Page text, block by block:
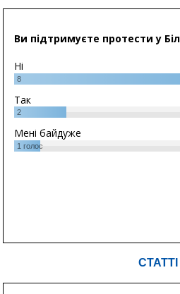
Ви підтримуєте протести у
Ні
8
Так
2
Мені байдуже
1 голос
СТАТТІ